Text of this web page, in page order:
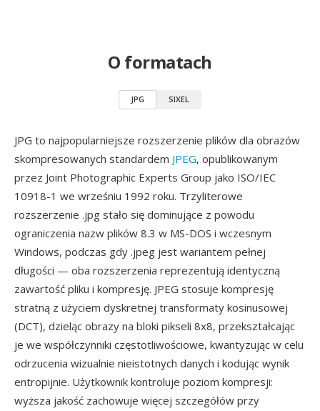
O formatach
JPG SIXEL
JPG to najpopularniejsze rozszerzenie plików dla obrazów
skompresowanych standardem JPEG, opublikowanym
przez Joint Photographic Experts Group jako ISO/IEC
10918-1 we wrześniu 1992 roku. Trzyliterowe
rozszerzenie .jpg stało się dominujące z powodu
ograniczenia nazw plików 8.3 w MS-DOS i wczesnym
Windows, podczas gdy .jpeg jest wariantem pełnej
długości — oba rozszerzenia reprezentują identyczną
zawartość pliku i kompresję. JPEG stosuje kompresję
stratną z użyciem dyskretnej transformaty kosinusowej
(DCT), dzieląc obrazy na bloki pikseli 8x8, przekształcając
je we współczynniki częstotliwościowe, kwantyzując w celu
odrzucenia wizualnie nieistotnych danych i kodując wynik
entropijnie. Użytkownik kontroluje poziom kompresji:
wyższa jakość zachowuje więcej szczegółów przy